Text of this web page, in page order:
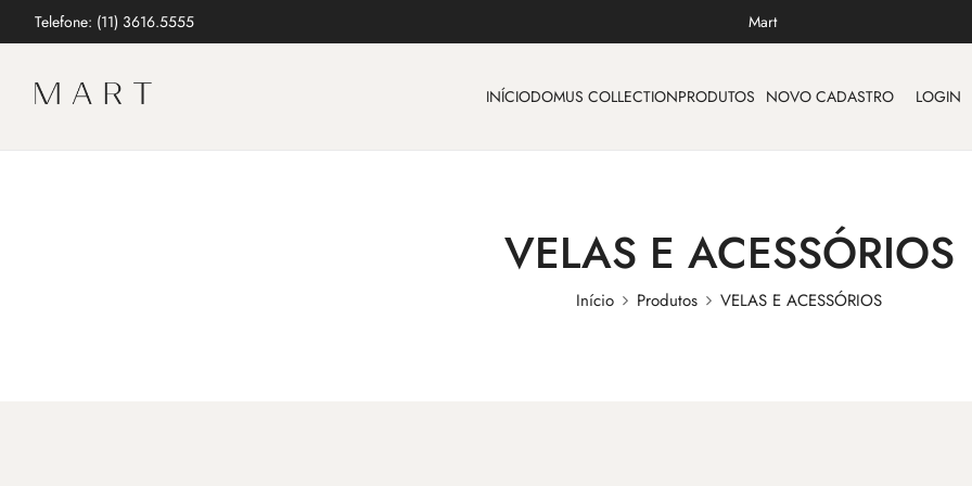
Telefone: (11) 3616.5555 Mart
INÍCIODOMUS COLLECTIONPRODUTOS NOVO CADASTRO LOGIN
VELAS E ACESSÓRIOS
Início Produtos VELAS E ACESSÓRIOS